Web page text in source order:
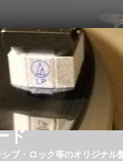
ド
ブ・ロック等のオリジナル